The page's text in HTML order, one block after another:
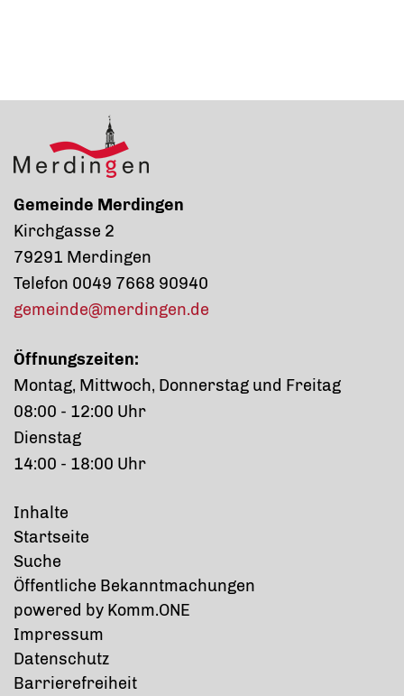
Gemeinde Merdingen
Kirchgasse 2
79291 Merdingen
Telefon 0049 7668 90940
gemeinde@merdingen.de
Öffnungszeiten:
Montag, Mittwoch, Donnerstag und Freitag
08:00 - 12:00 Uhr
Dienstag
14:00 - 18:00 Uhr
Inhalte
Startseite
Suche
Öffentliche Bekanntmachungen
powered by Komm.ONE
Impressum
Datenschutz
Barrierefreiheit